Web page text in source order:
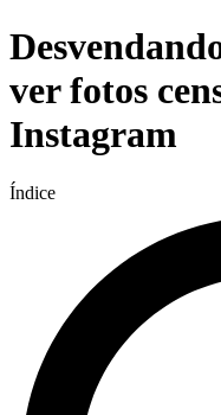
ver fotos
Instagram
Índice